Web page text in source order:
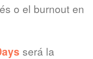
o el burnout en
será la